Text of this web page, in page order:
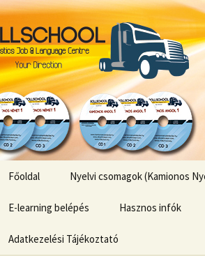
Kamionos Szakmai
Ugrás
tartalomhoz
Főoldal Nyelvi csomagok (Kamionos
E-learning belépés Hasznos infók
Adatkezelési Tájékoztató